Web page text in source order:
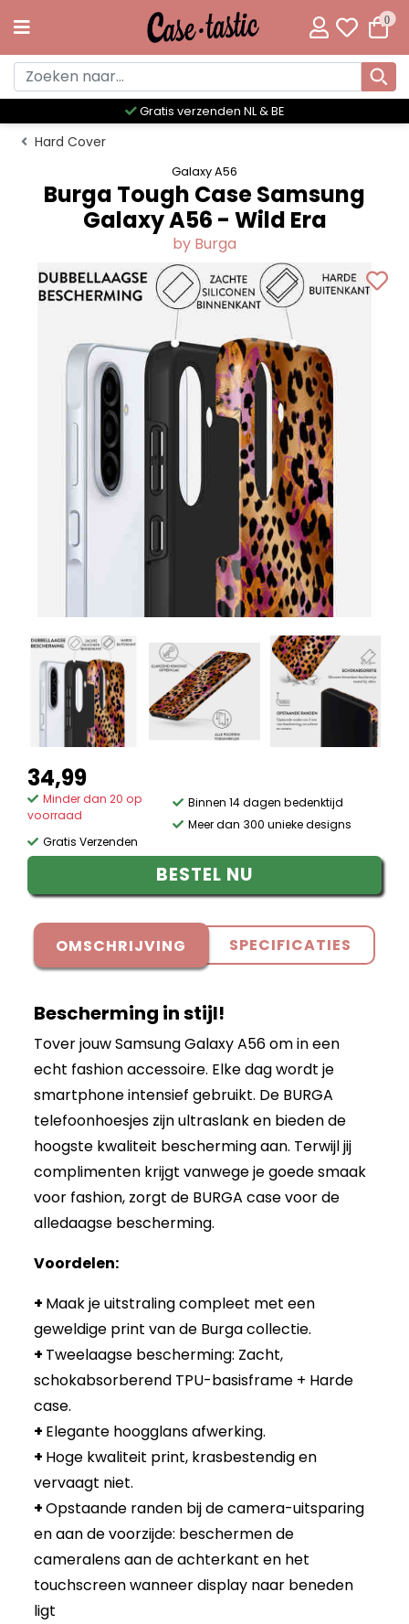
0
Gratis verzenden NL & BE
Hard Cover
Galaxy A56
Burga Tough Case Samsung
Galaxy A56 - Wild Era
by Burga
34,99
Minder dan 20 op
voorraad
Gratis Verzenden
Binnen 14 dagen bedenktijd
Meer dan 300 unieke designs
BESTEL NU
OMSCHRIJVING SPECIFICATIES
Bescherming in stijl!
Tover jouw Samsung Galaxy A56 om in een
echt fashion accessoire. Elke dag wordt je
smartphone intensief gebruikt. De BURGA
telefoonhoesjes zijn ultraslank en bieden de
hoogste kwaliteit bescherming aan. Terwijl jij
complimenten krijgt vanwege je goede smaak
voor fashion, zorgt de BURGA case voor de
alledaagse bescherming.
Voordelen:
+ Maak je uitstraling compleet met een
geweldige print van de Burga collectie.
+ Tweelaagse bescherming: Zacht,
schokabsorberend TPU-basisframe + Harde
case.
+ Elegante hoogglans afwerking.
+ Hoge kwaliteit print, krasbestendig en
vervaagt niet.
+Opstaande randen bij de camera-uitsparing
en aan de voorzijde: beschermen de
cameralens aan de achterkant en het
touchscreen wanneer display naar beneden
ligt